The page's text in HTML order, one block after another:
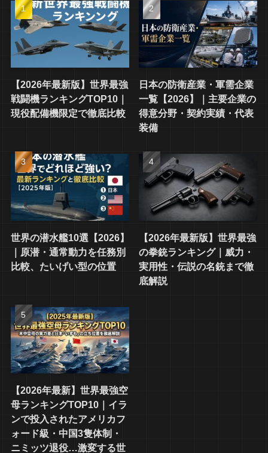
【2026年最新版】世界最強
戦闘機ランキングTOP10｜
現役配備機限定で徹底比較
日本の防衛産業・軍需企業
一覧【2026】｜主要企業の
得意分野・契約実績・代表
装備
世界の潜水艦10選【2026】
｜原潜・通常動力を任務別
比較、たいげい型の位置
【2026年最新版】世界最強
の拳銃ランキング｜威力・
実用性・伝説の名銃まで徹
底解説
【2026年最新】世界最強空
母ランキングTOP10｜イラ
ンで投入されたアメリカフ
ォード級・中国3隻体制・
ニミッツ退役…激変する世